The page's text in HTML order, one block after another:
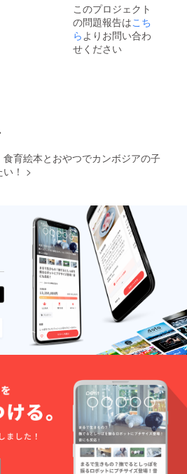
セージ
を撮影
し、
MP4の
形式
て、お
名前を
掲載さ
せてい
ただき
お名前
の記入
す。
このプロジェクト
の問題報告はこち
ら よりお問い合わ
せください
育絵本とおやつでカンボジアの子
！ >